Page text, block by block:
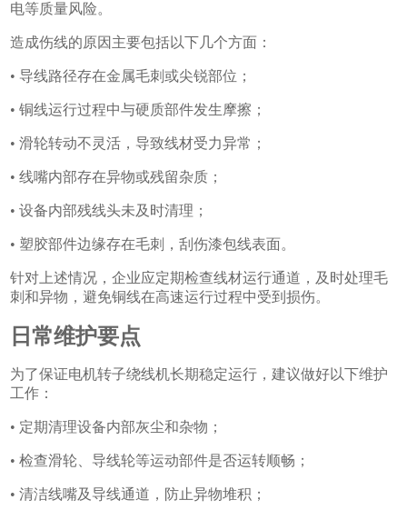
电等质量风险。
造成伤线的原因主要包括以下几个方面：
• 导线路径存在金属毛刺或尖锐部位；
• 铜线运行过程中与硬质部件发生摩擦；
• 滑轮转动不灵活，导致线材受力异常；
• 线嘴内部存在异物或残留杂质；
• 设备内部残线头未及时清理；
• 塑胶部件边缘存在毛刺，刮伤漆包线表面。
针对上述情况，企业应定期检查线材运行通道，及时处理毛
刺和异物，避免铜线在高速运行过程中受到损伤。
日常维护要点
为了保证电机转子绕线机长期稳定运行，建议做好以下维护
工作：
• 定期清理设备内部灰尘和杂物；
• 检查滑轮、导线轮等运动部件是否运转顺畅；
• 清洁线嘴及导线通道，防止异物堆积；